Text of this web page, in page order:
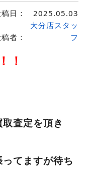
日： 2025.05.03
者：
大分店スタッ
フ
！
査定を頂き
てますが待ち